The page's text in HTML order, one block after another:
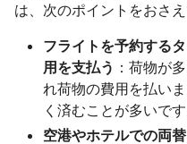
は、次のポイントをおさえ
フライトを予約する
用を支払う ：荷物が
れ荷物の費用を払い
く済むことが多いです
空港やホテルでの両